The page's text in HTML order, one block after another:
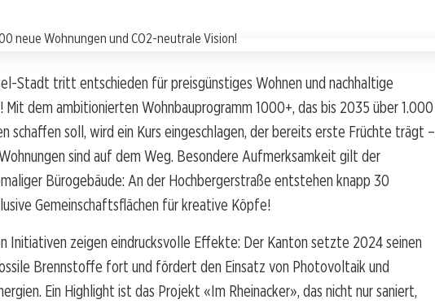
Stadt tritt entschieden für preisgünstiges Wohnen und nachhaltige
Mit dem ambitionierten Wohnbauprogramm 1000+, das bis 2035 über 1.000
schaffen soll, wird ein Kurs eingeschlagen, der bereits erste Früchte trägt –
sind auf dem Weg. Besondere Aufmerksamkeit gilt der
Bürogebäude: An der Hochbergerstraße entstehen knapp 30
Gemeinschaftsflächen für kreative Köpfe!
Initiativen zeigen eindrucksvolle Effekte: Der Kanton setzte 2024 seinen
Brennstoffe fort und fördert den Einsatz von Photovoltaik und
Ein Highlight ist das Projekt «Im Rheinacker», das nicht nur saniert,